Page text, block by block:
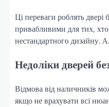
Ці переваги роблять двері
привабливими для тих,
нестандартного дизайну.
Недоліки дверей
Відмова від наличників
якщо не врахувати всі